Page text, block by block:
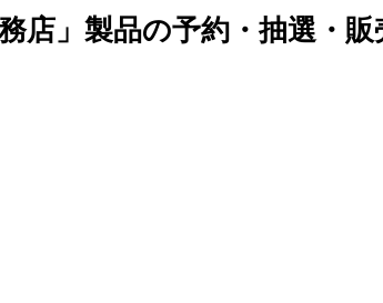
店」製品の予約・抽選・